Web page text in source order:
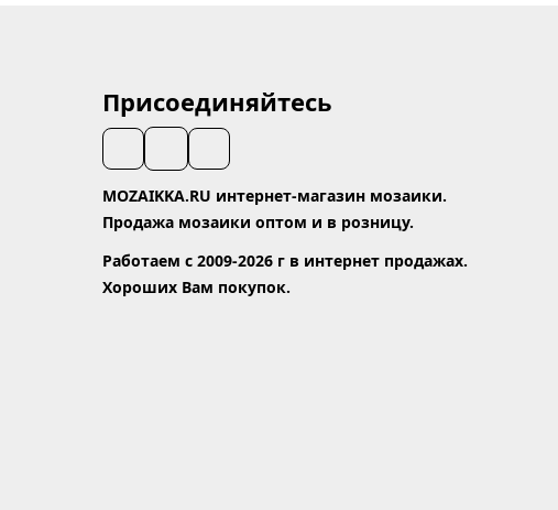
Присоединяйтесь
MOZAIKKA.RU интернет-магазин мозаики.
Продажа мозаики оптом и в розницу.
Работаем с 2009-2026 г в интернет продажах.
Хороших Вам покупок.